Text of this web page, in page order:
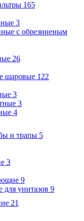
165
3
с обрезиненым
26
шаровые 122
3
3
4
и трапы 5
3
9
унитазов 9
21